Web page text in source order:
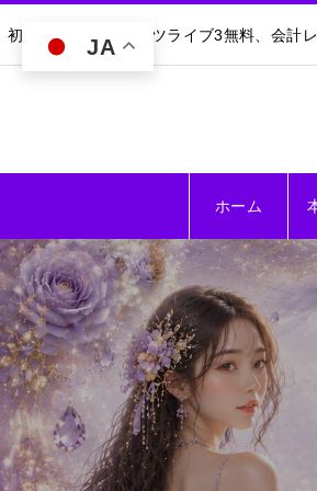
初回30分無料｜ダーツライブ3無料、会計
ホーム
JA